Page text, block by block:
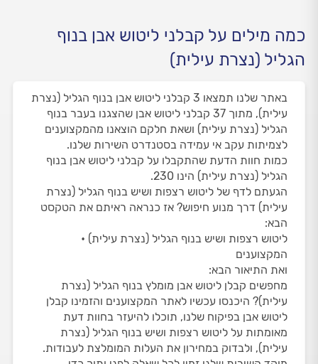
כמה מילים על קבלני ליטוש אבן בנוף
הגליל (נצרת עילית)
באתר שלנו תמצאו 3 קבלני ליטוש אבן בנוף הגליל (נצרת
עילית), מתוך 37 קבלני ליטוש אבן שהצגנו בעבר בנוף
הגליל (נצרת עילית) ושאת חלקם הוצאנו מהמקצוענים
לצמיתות עקב אי עמידה בסטנדרט השירות שלנו.
כמות חוות הדעת שהתקבלו על קבלני ליטוש אבן בנוף
הגליל (נצרת עילית) הינו 230.
הגעתם לדף של ליטוש רצפות ושיש בנוף הגליל (נצרת
עילית) דרך מנוע חיפוש? אז כנראה ראיתם את הטקסט
הבא:
ליטוש רצפות ושיש בנוף הגליל (נצרת עילית) •
המקצוענים
ואת התיאור הבא:
מחפשים קבלן ליטוש אבן מומלץ בנוף הגליל (נצרת
עילית)? היכנסו עכשיו לאתר המקצוענים והזמינו קבלן
ליטוש אבן בפיקוח שלנו, תוכלו להיעזר בחוות דעת
מאומתות על ליטוש רצפות ושיש בנוף הגליל (נצרת
עילית), ולבדוק במחירון את העלות המומלצת לעבודות.